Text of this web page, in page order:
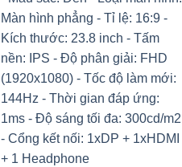
Màn hình phẳng - Tỉ lệ: 16:9 -
Kích thước: 23.8 inch - Tấm
nền: IPS - Độ phân giải: FHD
(1920x1080) - Tốc độ làm mới:
144Hz - Thời gian đáp ứng:
1ms - Độ sáng tối đa: 300cd/m2
- Cổng kết nối: 1xDP + 1xHDMI
+ 1 Headphone